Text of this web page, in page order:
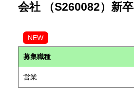
会社 （S260082）新卒
NEW
募集職種
営業